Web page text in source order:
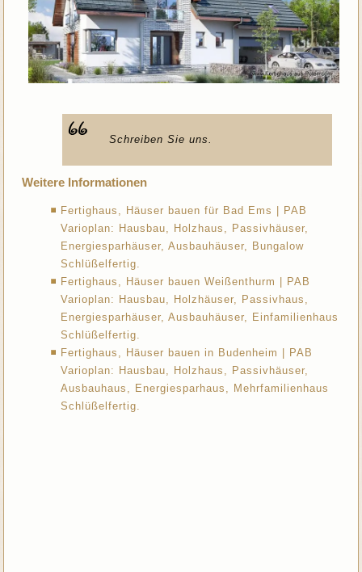
Schreiben Sie uns.
Weitere Informationen
Fertighaus, Häuser bauen für Bad Ems | PAB
Varioplan: Hausbau, Holzhaus, Passivhäuser,
Energiesparhäuser, Ausbauhäuser, Bungalow
Schlüßelfertig.
Fertighaus, Häuser bauen Weißenthurm | PAB
Varioplan: Hausbau, Holzhäuser, Passivhaus,
Energiesparhäuser, Ausbauhäuser, Einfamilienhaus
Schlüßelfertig.
Fertighaus, Häuser bauen in Budenheim | PAB
Varioplan: Hausbau, Holzhaus, Passivhäuser,
Ausbauhaus, Energiesparhaus, Mehrfamilienhaus
Schlüßelfertig.